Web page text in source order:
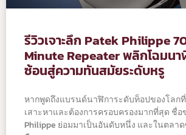
รีวิวเจาะลึก Patek Philippe
Minute Repeater พลิกโฉมน
ซ้อนสู่ความทันสมัยระดับหรู
หากพูดถึงแบรนด์นาฬิการะดับท็อปของโลก
เสาะหาและต้องการครอบครองมากที่สุด ชื่อ
Philippe ย่อมมาเป็นอันดับหนึ่ง และในตลา